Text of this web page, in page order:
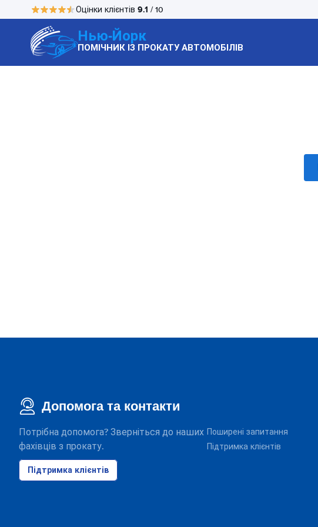
Оцінки клієнтів 9.1 / 10
Нью-Йорк
ПОМІЧНИК ІЗ ПРОКАТУ АВТОМОБІЛІВ
Допомога та контакти
Потрібна допомога? Зверніться до наших
фахівців з прокату.
Підтримка клієнтів
Поширені запитання
Підтримка клієнтів